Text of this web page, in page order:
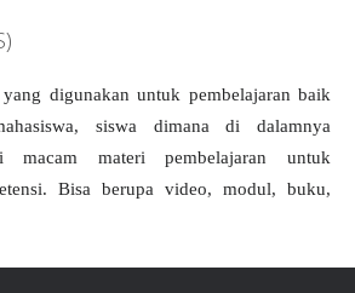
digunakan untuk pembelajaran baik
siswa dimana di dalamnya
macam materi pembelajaran untuk
Bisa berupa video, modul, buku,